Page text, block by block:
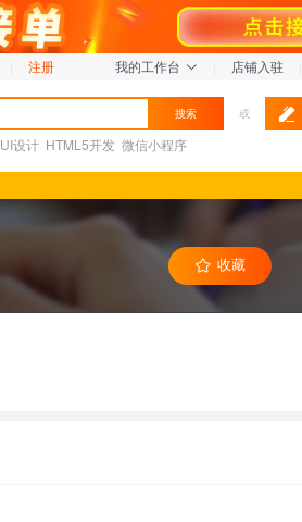
注册 我的工作台 店铺入驻
搜索
UI设计 HTML5开发 微信小程序
或
收藏